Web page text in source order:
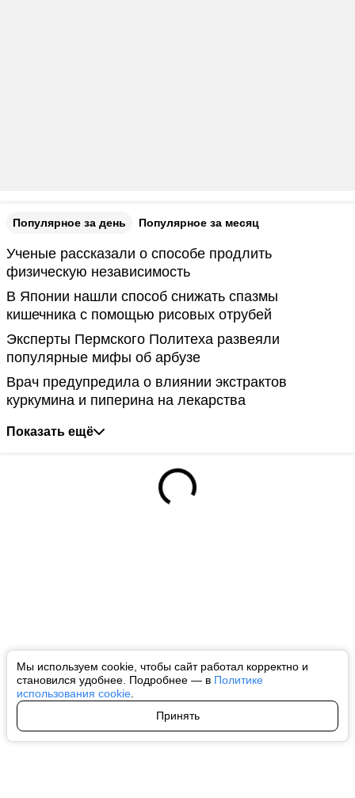
Мы используем cookie, чтобы сайт работал корректно и
становился удобнее. Подробнее — в Политике
использования cookie
Принять
Популярное за день Популярное за месяц
Ученые рассказали о способе продлить
физическую независимость
В Японии нашли способ снижать спазмы
кишечника с помощью рисовых отрубей
Эксперты Пермского Политеха развеяли
популярные мифы об арбузе
Врач предупредила о влиянии экстрактов
куркумина и пиперина на лекарства
Показать ещё